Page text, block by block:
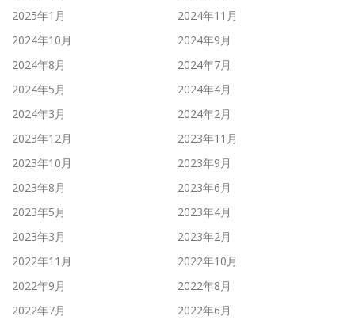
2025年1月
2024年11月
2024年10月
2024年9月
2024年8月
2024年7月
2024年5月
2024年4月
2024年3月
2024年2月
2023年12月
2023年11月
2023年10月
2023年9月
2023年8月
2023年6月
2023年5月
2023年4月
2023年3月
2023年2月
2022年11月
2022年10月
2022年9月
2022年8月
2022年7月
2022年6月